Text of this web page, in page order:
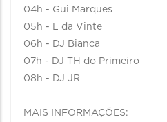
04h - Gui Marques
05h - L da Vinte
06h - DJ Bianca
07h - DJ TH do Primeiro
08h - DJ JR
MAIS INFORMAÇÕES: